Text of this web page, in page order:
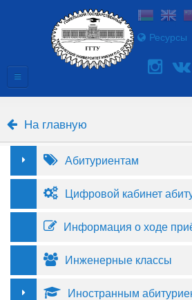
Ресурсы
На главную
Абитуриентам
Цифровой кабинет
Информация о ходе
Инженерные классы
Иностранным